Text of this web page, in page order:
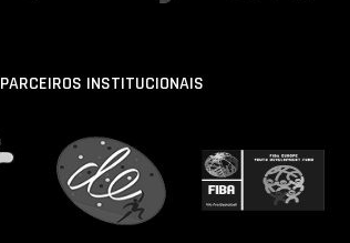
PARCEIROS INSTITUCIONAIS